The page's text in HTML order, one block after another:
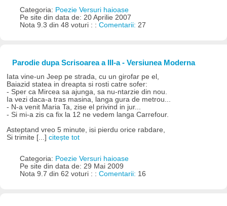
Categoria: Poezie Versuri haioase
Pe site din data de: 20 Aprilie 2007
Nota 9.3 din 48 voturi : : Comentarii: 27
Parodie dupa Scrisoarea a III-a - Versiunea Moderna
Iata vine-un Jeep pe strada, cu un girofar pe el,
Baiazid statea in dreapta si rosti catre sofer:
- Sper ca Mircea sa ajunga, sa nu-ntarzie din nou.
Ia vezi daca-a tras masina, langa gura de metrou...
- N-a venit Maria Ta, zise el privind in jur...
- Si mi-a zis ca fix la 12 ne vedem langa Carrefour.
Asteptand vreo 5 minute, isi pierdu orice rabdare,
Si trimite [...]citește tot
Categoria: Poezie Versuri haioase
Pe site din data de: 29 Mai 2009
Nota 9.7 din 62 voturi : : Comentarii: 16